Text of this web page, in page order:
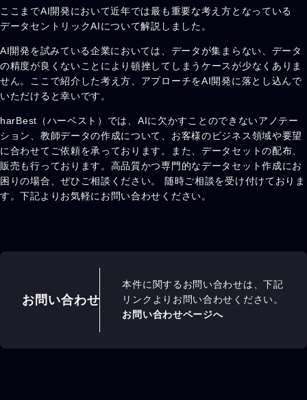
ここまでAI開発において近年では最も重要な考え方となっている
データセントリックAIについて解説しました。
AI開発を試みている企業においては、データが集まらない、データ
の精度が良くないことにより頓挫してしまうケースが少なくありま
せん。ここで紹介した考え方、アプローチをAI開発に落とし込んで
いただけると幸いです。
harBest（ハーベスト）では、AIに欠かすことのできないアノテー
ション、教師データの作成について、お客様のビジネス領域や要望
に合わせてご依頼を承っております。また、データセットの配布、
販売も行っております。高品質かつ専門的なデータセット作成にお
困りの場合、ぜひご相談ください。 随時ご相談を受け付けておりま
す。下記よりお気軽にお問い合わせください。
お問い合わせ
本件に関するお問い合わせは、下記
リンクよりお問い合わせください。
お問い合わせページへ